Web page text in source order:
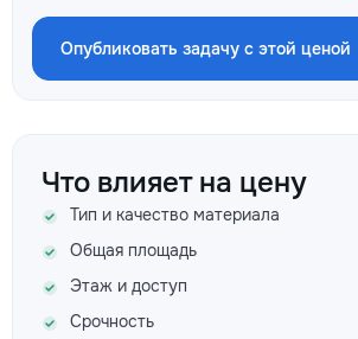
Опубликовать задачу с этой ценой
Что влияет на цену
Тип и качество материала
Общая площадь
Этаж и доступ
Срочность